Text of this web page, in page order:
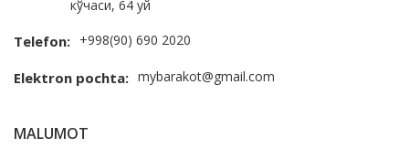
кўчаси, 64 уй
Telefon: +998(90) 690 2020
Elektron pochta: mybarakot@gmail.com
MALUMOT